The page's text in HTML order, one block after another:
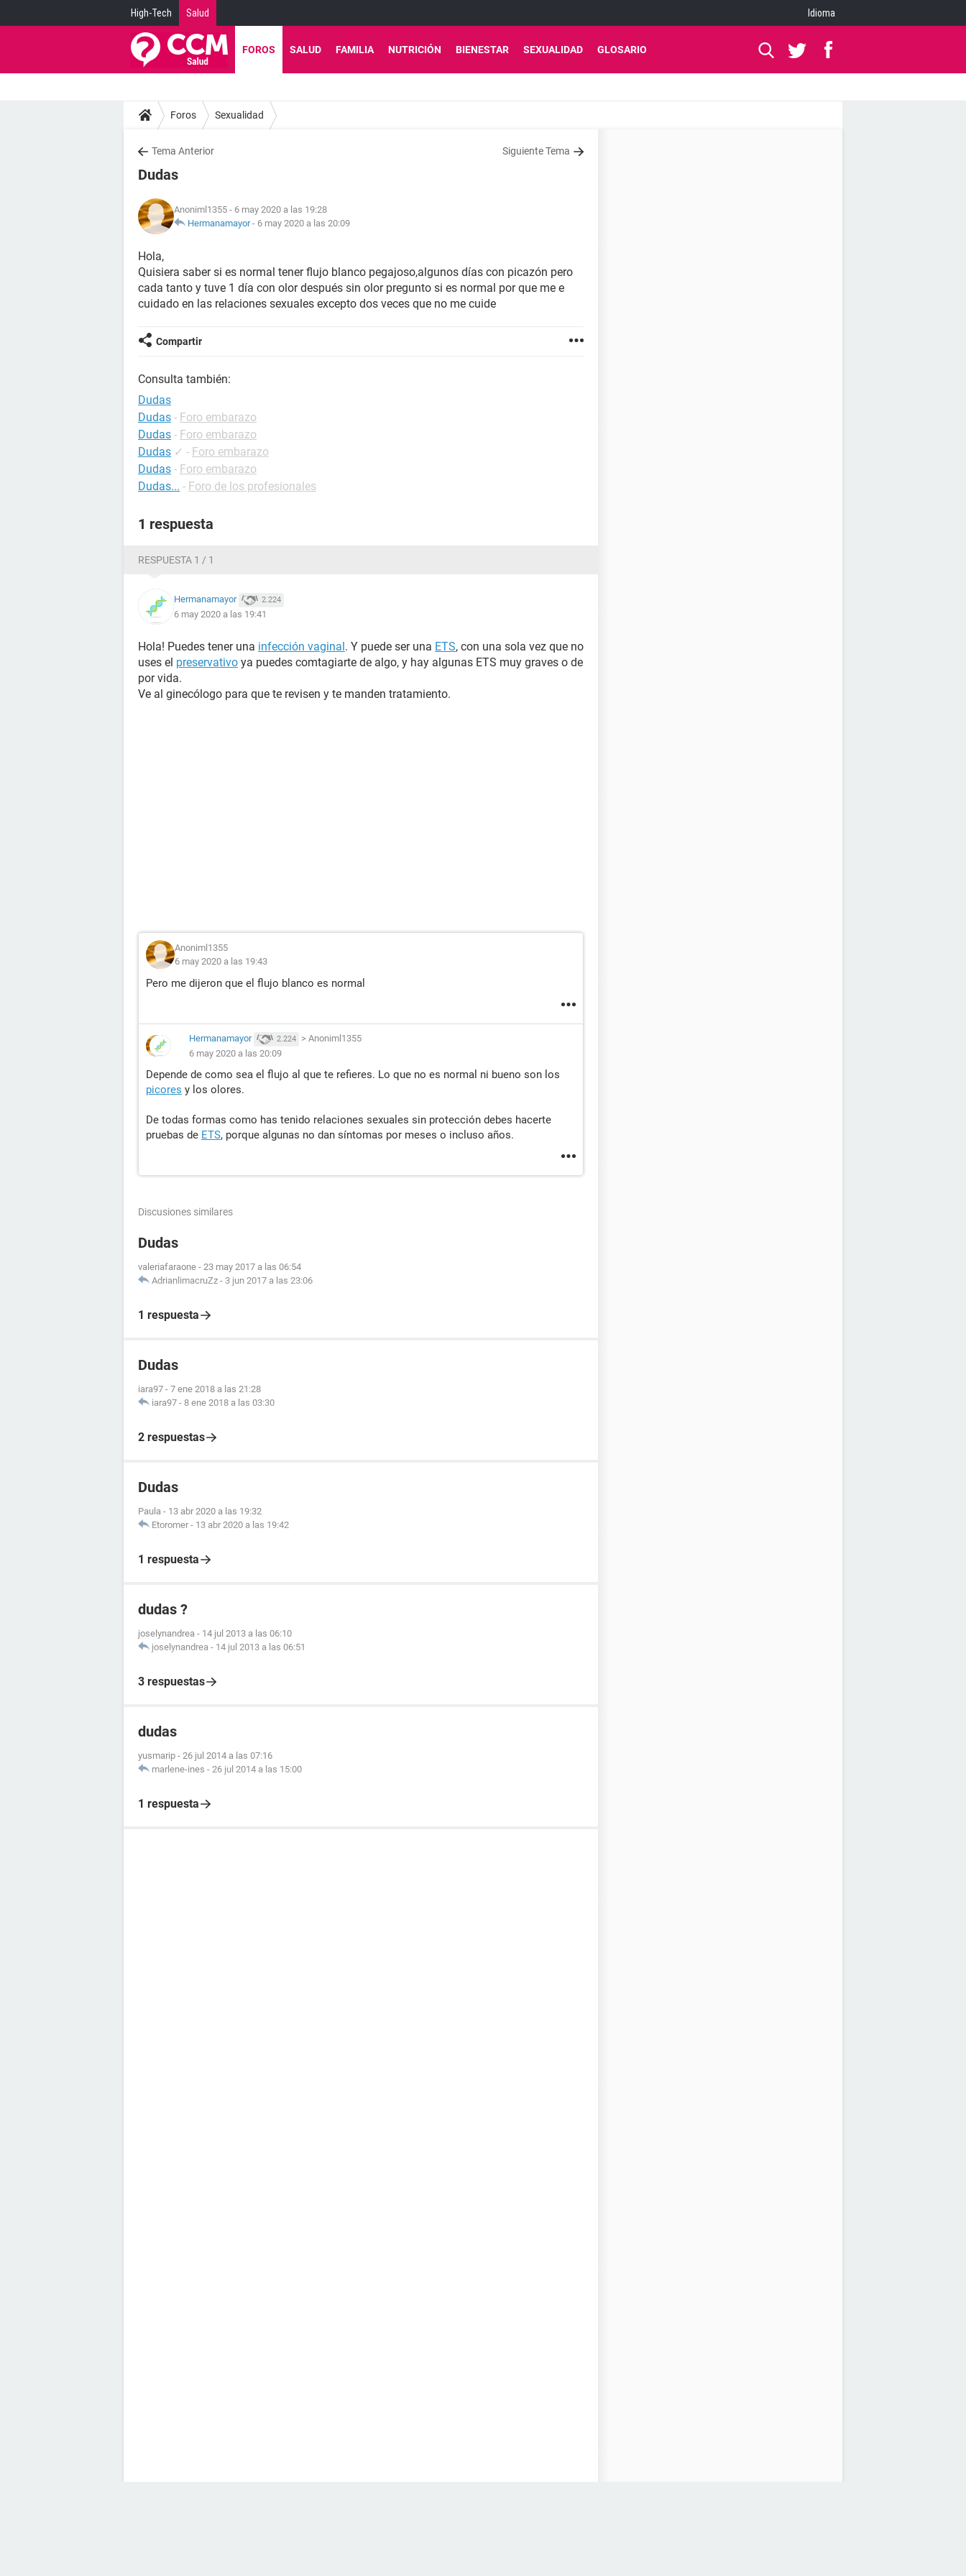
High-Tech Salud Idioma
FOROS SALUD FAMILIA NUTRICIÓN BIENESTAR SEXUALIDAD GLOSARIO
Foros Sexualidad
Tema Anterior Siguiente Tema
Dudas
Anoniml1355 - 6 may 2020 a las 19:28
Hermanamayor- 6 may 2020 a las 20:09
Hola,
Quisiera saber si es normal tener flujo blanco pegajoso,algunos días con picazón pero
cada tanto y tuve 1 día con olor después sin olor pregunto si es normal por que me e
cuidado en las relaciones sexuales excepto dos veces que no me cuide
Compartir
Consulta también:
Dudas
Dudas - Foro embarazo
Dudas - Foro embarazo
Dudas ✓ - Foro embarazo
Dudas - Foro embarazo
Dudas... - Foro de los profesionales
1 respuesta
RESPUESTA 1 / 1
Hermanamayor 2.224
6 may 2020 a las 19:41
Hola! Puedes tener una infección vaginal. Y puede ser una ETS, con una sola vez que no
uses el preservativo ya puedes comtagiarte de algo, y hay algunas ETS muy graves o de
por vida.
Ve al ginecólogo para que te revisen y te manden tratamiento.
Anoniml1355
6 may 2020 a las 19:43
Pero me dijeron que el flujo blanco es normal
Hermanamayor 2.224 > Anoniml1355
6 may 2020 a las 20:09
Depende de como sea el flujo al que te refieres. Lo que no es normal ni bueno son los
picores y los olores.
De todas formas como has tenido relaciones sexuales sin protección debes hacerte
pruebas de ETS, porque algunas no dan síntomas por meses o incluso años.
Discusiones similares
Dudas
valeriafaraone - 23 may 2017 a las 06:54
AdrianlimacruZz - 3 jun 2017 a las 23:06
1 respuesta
Dudas
iara97 - 7 ene 2018 a las 21:28
iara97 - 8 ene 2018 a las 03:30
2 respuestas
Dudas
Paula - 13 abr 2020 a las 19:32
Etoromer - 13 abr 2020 a las 19:42
1 respuesta
dudas ?
joselynandrea - 14 jul 2013 a las 06:10
joselynandrea - 14 jul 2013 a las 06:51
3 respuestas
dudas
yusmarip - 26 jul 2014 a las 07:16
marlene-ines - 26 jul 2014 a las 15:00
1 respuesta